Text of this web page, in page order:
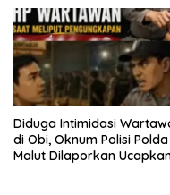
Diduga Intimidasi
di Obi, Oknum Polisi Polda
Malut Dilaporkan